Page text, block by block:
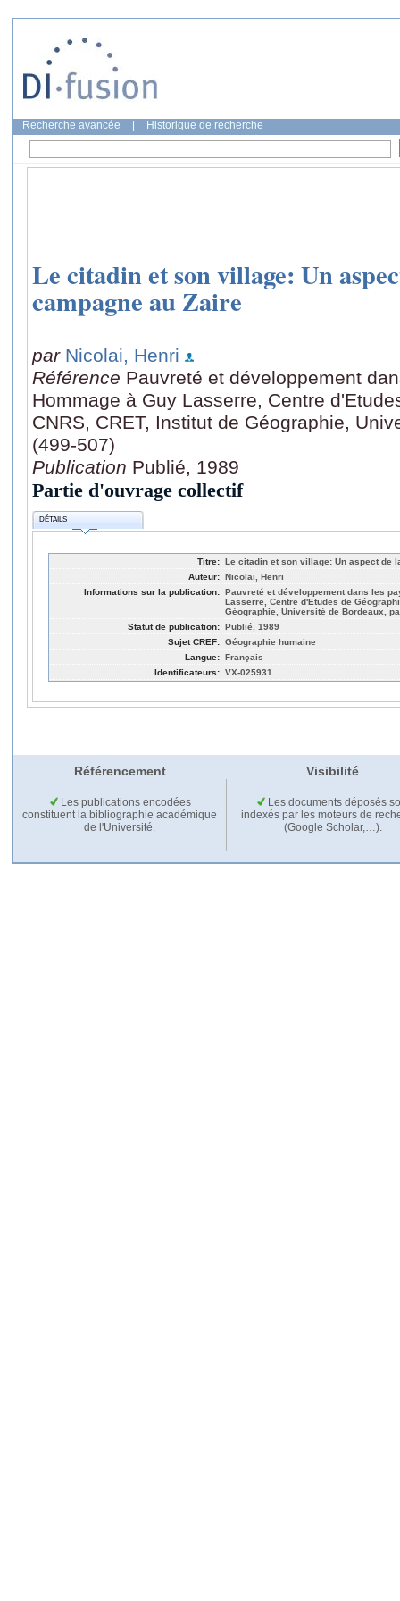
Recherche avancée Historique de recherche
Le citadin et son village: Un
campagne au Zaire
par Nicolai, Henri
Référence Pauvreté et développement
Hommage à Guy Lasserre, Centre
CNRS, CRET, Institut de Géographie,
(499-507)
Publication Publié, 1989
Partie d'ouvrage collectif
DÉTAILS
Titre: Le citadin et son village: Un aspect de
Auteur: Nicolai, Henri
Informations sur la publication: Pauvreté et développement dans les
Lasserre, Centre d'Etudes de
Géographie, Université de Bordeaux,
Statut de publication: Publié, 1989
Sujet CREF: Géographie humaine
Langue: Français
Identificateurs: VX-025931
Référencement Visibilité
Les publications encodées
constituent la bibliographie académique
de l'Université.
Les documents déposés
indexés par les moteurs de
(Google Scholar,…).